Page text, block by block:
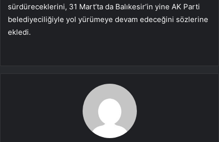
sürdüreceklerini, 31 Mart’ta da Balıkesir’in yine AK Parti
belediyeciliğiyle yol yürümeye devam edeceğini sözlerine
ekledi.